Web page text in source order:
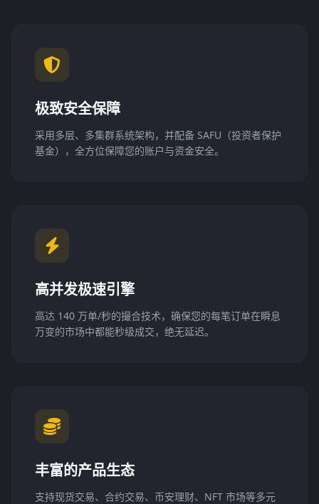
极致安全保障
采用多层、多集群系统架构，并配备 SAFU（投资者保护
基金），全方位保障您的账户与资金安全。
高并发极速引擎
高达 140 万单/秒的撮合技术，确保您的每笔订单在瞬息
万变的市场中都能秒级成交，绝无延迟。
丰富的产品生态
支持现货交易、合约交易、币安理财、NFT 市场等多元